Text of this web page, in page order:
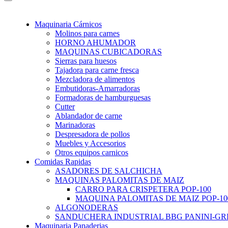
Maquinaria Cárnicos
Molinos para carnes
HORNO AHUMADOR
MAQUINAS CUBICADORAS
Sierras para huesos
Tajadora para carne fresca
Mezcladora de alimentos
Embutidoras-Amarradoras
Formadoras de hamburguesas
Cutter
Ablandador de carne
Marinadoras
Despresadora de pollos
Muebles y Accesorios
Otros equipos carnicos
Comidas Rapidas
ASADORES DE SALCHICHA
MAQUINAS PALOMITAS DE MAIZ
CARRO PARA CRISPETERA POP-100
MAQUINA PALOMITAS DE MAIZ POP-
ALGONODERAS
SANDUCHERA INDUSTRIAL BBG PANINI-
Maquinaria Panaderias